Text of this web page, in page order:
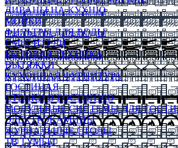
ДИВАНЫ НА КУХНЮ
МОЙКИ
ФИЛЬТРЫ ДЛЯ ВОДЫ
СМЕСИТЕЛИ
БЫТОВАЯ ТЕХНИКА
ВЫТЯЖКИ
КУХОННАЯ ФУРНИТУРА
ГОСТИНАЯ
СТЕНКИ В ГОСТИНУЮ
МОДУЛЬНЫЕ СИСТЕМЫ ДЛЯ
ЭЛЕКТРОКАМИНЫ
ЖУРНАЛЬНЫЕ СТОЛЫ
ТВ ТУМБЫ